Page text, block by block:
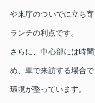
や来庁のついでに立ち
ランチの利点です。
さらに、中心部には時
め、車で来訪する場合
環境が整っています。